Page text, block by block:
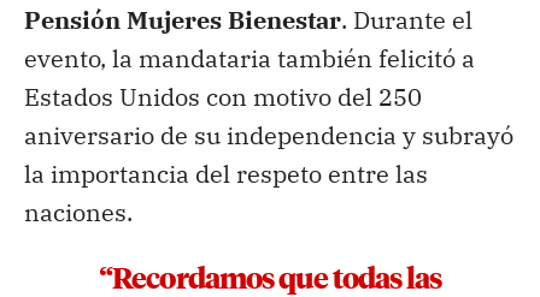
Pensión Mujeres Bienestar. Durante el
evento, la mandataria también felicitó a
Estados Unidos con motivo del 250
aniversario de su independencia y subrayó
la importancia del respeto entre las
naciones.
“Recordamos que todas las